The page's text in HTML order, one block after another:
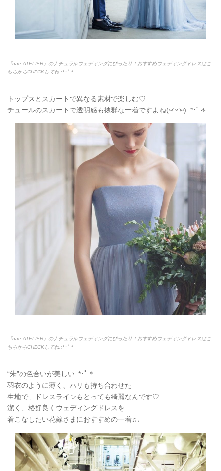
『nae.ATELIER』のナチュラルウェディングにぴったり！おすすめウェディングドレスはこ
ちらからCHECKしてね.:*･ﾟ＊
トップスとスカートで異なる素材で楽しむ♡
チュールのスカートで透明感も抜群な一着ですよね(⑅ˊᵕˋ⑅).:*･ﾟ＊
『nae.ATELIER』のナチュラルウェディングにぴったり！おすすめウェディングドレスはこ
ちらからCHECKしてね.:*･ﾟ＊
“朱”の色合いが美しい.:*･ﾟ＊
羽衣のように薄く、ハリも持ち合わせた
生地で、ドレスラインもとっても綺麗なんです♡
潔く、格好良くウェディングドレスを
着こなしたい花嫁さまにおすすめの一着♫♩